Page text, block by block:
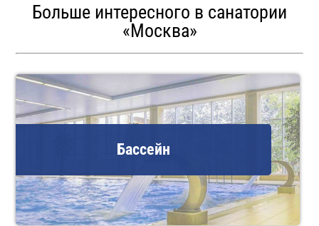
Больше интересного в санатории
«Москва»
Бассейн